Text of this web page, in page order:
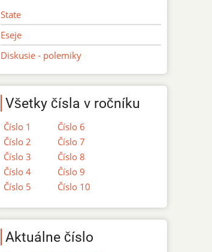
State
Eseje
Diskusie - polemiky
Všetky čísla v ročníku
Číslo 1
Číslo 2
Číslo 3
Číslo 4
Číslo 5
Číslo 6
Číslo 7
Číslo 8
Číslo 9
Číslo 10
Aktuálne číslo